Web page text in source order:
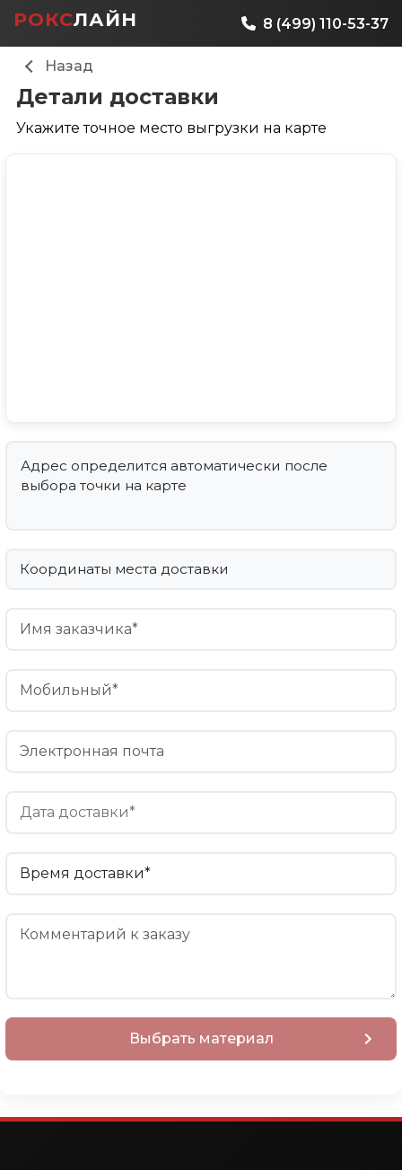
РОКСЛАЙН 8 (499) 110-53-37
Назад
Детали доставки
Укажите точное место выгрузки на карте
Адрес определится автоматически после
выбора точки на карте
Координаты места доставки
Выбрать материал